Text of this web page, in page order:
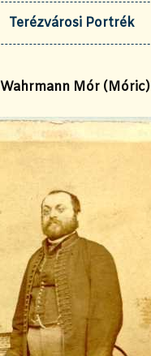
Terézvárosi Portrék
Wahrmann Mór (Móric)